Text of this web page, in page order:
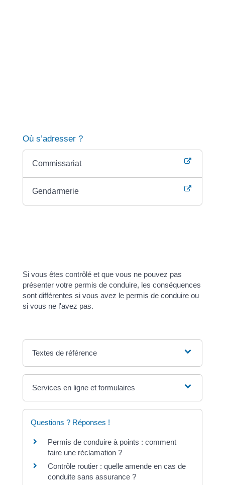
Où s’adresser ?
Commissariat
Gendarmerie
Si vous êtes contrôlé et que vous ne pouvez pas
présenter votre permis de conduire, les conséquences
sont différentes si vous avez le permis de conduire ou
si vous ne l'avez pas.
Textes de référence
Services en ligne et formulaires
Questions ? Réponses !
Permis de conduire à points : comment
faire une réclamation ?
Contrôle routier : quelle amende en cas de
conduite sans assurance ?